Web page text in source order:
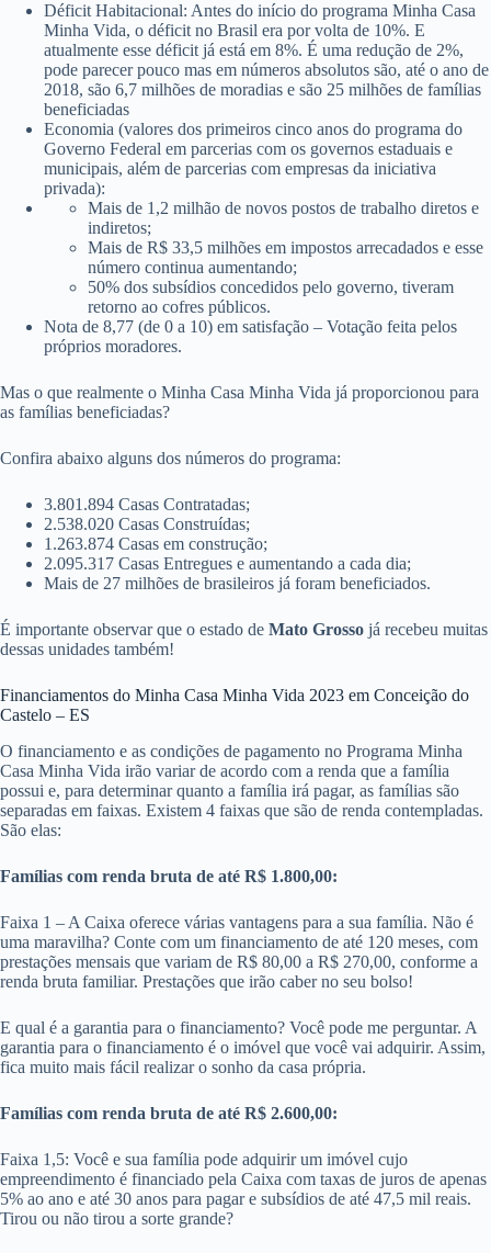
Déficit Habitacional: Antes do início do programa Minha Casa
Minha Vida, o déficit no Brasil era por volta de 10%. E
atualmente esse déficit já está em 8%. É uma redução de 2%,
pode parecer pouco mas em números absolutos são, até o ano de
2018, são 6,7 milhões de moradias e são 25 milhões de famílias
beneficiadas
Economia (valores dos primeiros cinco anos do programa do
Governo Federal em parcerias com os governos estaduais e
municipais, além de parcerias com empresas da iniciativa
privada):
Mais de 1,2 milhão de novos postos de trabalho diretos e
indiretos;
Mais de R$ 33,5 milhões em impostos arrecadados e esse
número continua aumentando;
50% dos subsídios concedidos pelo governo, tiveram
retorno ao cofres públicos.
Nota de 8,77 (de 0 a 10) em satisfação – Votação feita pelos
próprios moradores.
Mas o que realmente o Minha Casa Minha Vida já proporcionou para
as famílias beneficiadas?
Confira abaixo alguns dos números do programa:
3.801.894 Casas Contratadas;
2.538.020 Casas Construídas;
1.263.874 Casas em construção;
2.095.317 Casas Entregues e aumentando a cada dia;
Mais de 27 milhões de brasileiros já foram beneficiados.
É importante observar que o estado de Mato Grosso já recebeu muitas
dessas unidades também!
Financiamentos do Minha Casa Minha Vida 2023 em Conceição do
Castelo – ES
O financiamento e as condições de pagamento no Programa Minha
Casa Minha Vida irão variar de acordo com a renda que a família
possui e, para determinar quanto a família irá pagar, as famílias são
separadas em faixas. Existem 4 faixas que são de renda contempladas.
São elas:
Famílias com renda bruta de até R$ 1.800,00:
Faixa 1 – A Caixa oferece várias vantagens para a sua família. Não é
uma maravilha? Conte com um financiamento de até 120 meses, com
prestações mensais que variam de R$ 80,00 a R$ 270,00, conforme a
renda bruta familiar. Prestações que irão caber no seu bolso!
E qual é a garantia para o financiamento? Você pode me perguntar. A
garantia para o financiamento é o imóvel que você vai adquirir. Assim,
fica muito mais fácil realizar o sonho da casa própria.
Famílias com renda bruta de até R$ 2.600,00:
Faixa 1,5: Você e sua família pode adquirir um imóvel cujo
empreendimento é financiado pela Caixa com taxas de juros de apenas
5% ao ano e até 30 anos para pagar e subsídios de até 47,5 mil reais.
Tirou ou não tirou a sorte grande?